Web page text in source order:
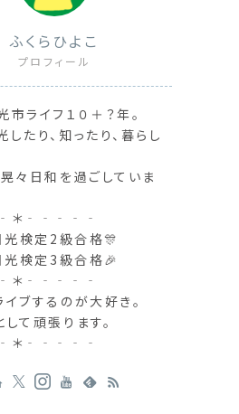
ふくらひよこ
プロフィール
ライフ１０＋？年。
たり、知ったり、暮らし
晃々日和を過ごしていま
＊‐‐‐‐‐
検定2級合格🎊
検定3級合格🎉
＊‐‐‐‐‐
イブするのが大好き。
て頑張ります。
＊‐‐‐‐‐